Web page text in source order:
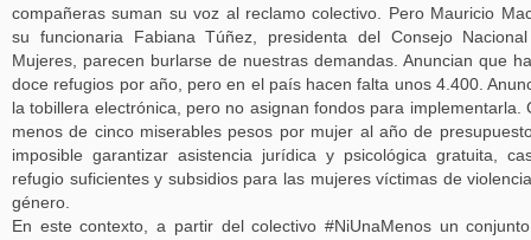
compañeras suman su voz al reclamo colectivo. Pero Mauricio
su funcionaria Fabiana Túñez, presidenta del Consejo
Mujeres, parecen burlarse de nuestras demandas. Anuncian que
doce refugios por año, pero en el país hacen falta unos 4.400.
la tobillera electrónica, pero no asignan fondos para implementarla.
menos de cinco miserables pesos por mujer al año de
imposible garantizar asistencia jurídica y psicológica gratuita,
refugio suficientes y subsidios para las mujeres víctimas de
género.
En este contexto, a partir del colectivo #NiUnaMenos un